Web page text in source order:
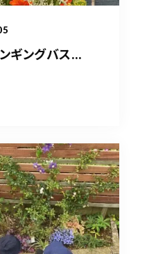
ギングバス...